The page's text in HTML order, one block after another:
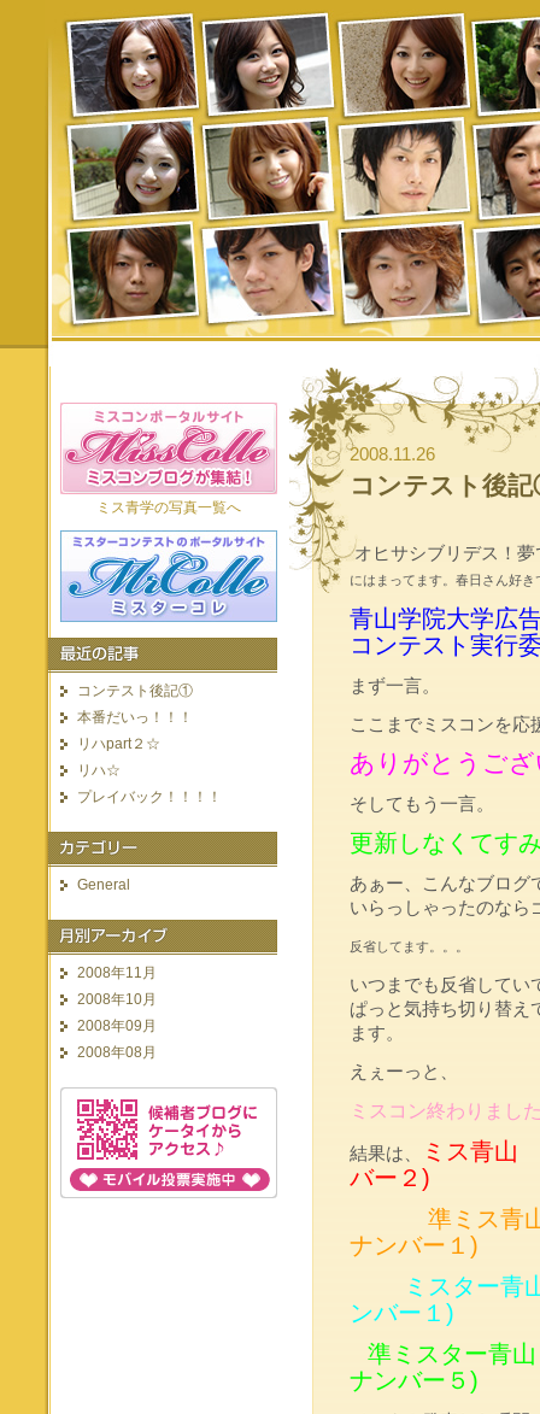
2008.11.26
コンテスト後
オヒサシブリデス！
にはまってます。春日さん好き
青山学院大学広
コンテスト実行
まず一言。
ここまでミスコンを応
ありがとうご
そしてもう一言。
更新しなくてす
あぁー、こんなブログ
いらっしゃったのなら
反省してます。。。
いつまでも反省してい
ぱっと気持ち切り替え
ます。
えぇーっと、
ミスコン終わりまし
結果は、
ミス青山
バー２)
準ミス青
ナンバー１)
ミスター
ンバー１)
準ミスター青
ナンバー５)
ミス青学の写真一覧へ
コンテスト後記①
本番だいっ！！！
リハpart２☆
リハ☆
プレイバック！！！！
General
2008年11月
2008年10月
2008年09月
2008年08月